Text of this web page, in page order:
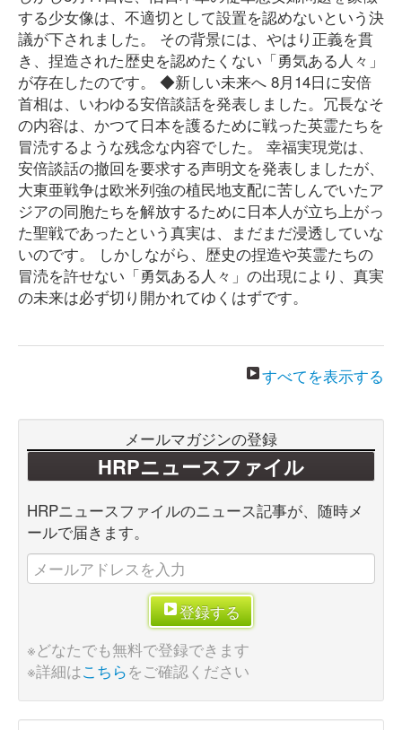
する少女像は、不適切として設置を認めないという決
議が下されました。 その背景には、やはり正義を貫
き、捏造された歴史を認めたくない「勇気ある人々」
が存在したのです。 ◆新しい未来へ 8月14日に安倍
首相は、いわゆる安倍談話を発表しました。冗長なそ
の内容は、かつて日本を護るために戦った英霊たちを
冒涜するような残念な内容でした。 幸福実現党は、
安倍談話の撤回を要求する声明文を発表しましたが、
大東亜戦争は欧米列強の植民地支配に苦しんでいたア
ジアの同胞たちを解放するために日本人が立ち上がっ
た聖戦であったという真実は、まだまだ浸透していな
いのです。 しかしながら、歴史の捏造や英霊たちの
冒涜を許せない「勇気ある人々」の出現により、真実
の未来は必ず切り開かれてゆくはずです。
すべてを表示する
メールマガジンの登録
HRPニュースファイル
HRPニュースファイルのニュース記事が、随時メ
ールで届きます。
登録する
※どなたでも無料で登録できます
※詳細はこちらをご確認ください